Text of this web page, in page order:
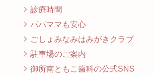
診療時間
パパママも安心
ごしょみなみはみがきクラブ
駐車場のご案内
御所南ともこ歯科の公式SNS